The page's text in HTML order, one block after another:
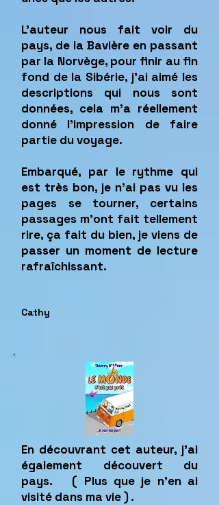
L’auteur nous fait voir du
pays, de la Bavière en passant
par la Norvège, pour finir au fin
fond de la Sibérie, j’ai aimé les
descriptions qui nous sont
données, cela m’a réellement
donné l’impression de faire
partie du voyage.
Embarqué, par le rythme qui
est très bon, je n’ai pas vu les
pages se tourner, certains
passages m’ont fait tellement
rire, ça fait du bien, je viens de
passer un moment de lecture
rafraîchissant.
Cathy
En découvrant cet auteur, j'ai
également découvert du
pays. ( Plus que je n'en ai
visité dans ma vie ) .